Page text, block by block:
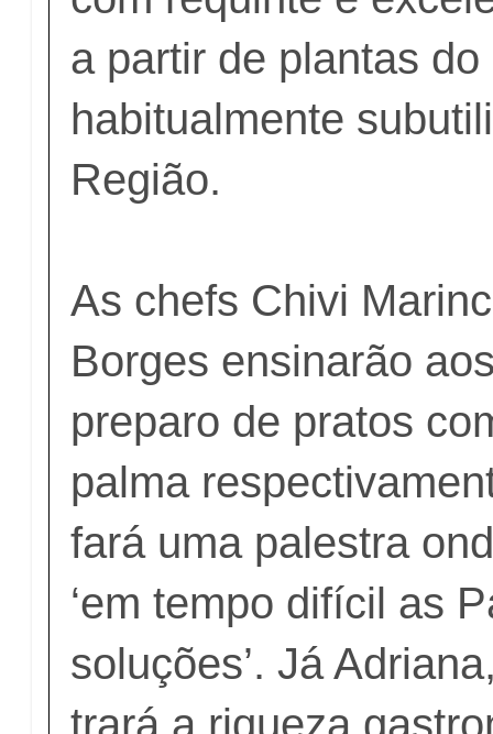
a partir de plantas
habitualmente
Região.
As chefs Chivi
Borges ensinarão
preparo de pratos
palma
fará uma palestra
‘em tempo difícil as
soluções’. Já
trará a riqueza